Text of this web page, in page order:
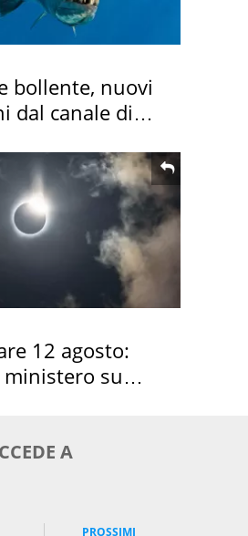
bollente, nuovi
dal canale di
12 agosto:
ministero su